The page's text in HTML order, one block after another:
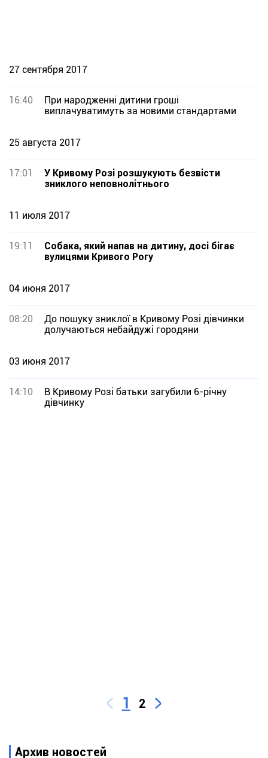
27 сентября 2017
16:40
При народженні дитини гроші
виплачуватимуть за новими стандартами
25 августа 2017
17:01
У Кривому Розі розшукують безвісти
зниклого неповнолітнього
11 июля 2017
19:11
Собака, який напав на дитину, досі бігає
вулицями Кривого Рогу
04 июня 2017
08:20
До пошуку зниклої в Кривому Розі дівчинки
долучаються небайдужі городяни
03 июня 2017
14:10
В Кривому Розі батьки загубили 6-річну
дівчинку
1 2
Архив новостей